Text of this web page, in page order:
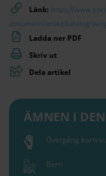
Länk: https://
dokument/artikelkatalog/
Ladda ner PDF
Skriv ut
Dela artikel
ÄMNEN I
Övergång barn-
Barn